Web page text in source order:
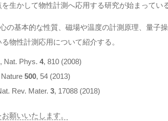
⽣かして物性計測へ応⽤する研究が始まっている
の基本的な性質、磁場や温度の計測原理、量⼦
物性計測応⽤について紹介する。
, Nat. Phys. 4, 810 (2008)
Nature 500, 54 (2013)
Rev. Mater. 3, 17088 (2018)
願いいたします。